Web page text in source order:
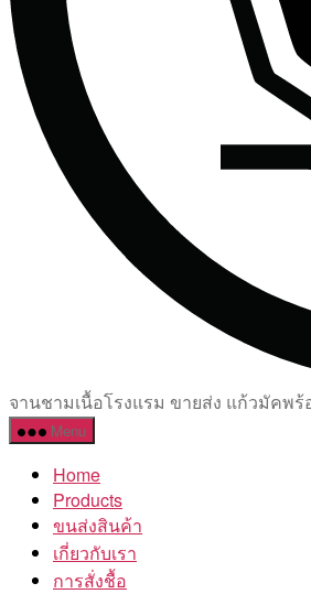
จานชามเนื้อโรงแรม ขายส่ง แก้วมัคพ
Menu
Home
Products
ขนส่งสินค้า
เกี่ยวกับเรา
การสั่งชื้อ